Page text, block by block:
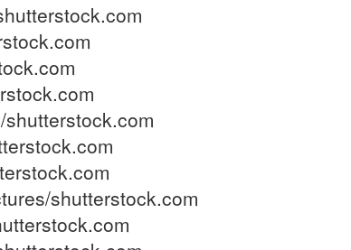
shutterstock.com